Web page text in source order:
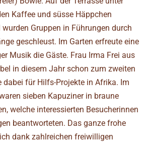
Kaffee und süsse Häppchen
Gruppen in Führungen durch
geschleust. Im Garten erfreute eine
Musik die Gäste. Frau Irma Frei aus
in diesem Jahr schon zum zweiten
dabei für Hilfs-Projekte in Afrika. Im
sieben Kapuziner in braune
welche interessierten Besucherinnen
beantworteten. Das ganze frohe
dank zahlreichen freiwilligen